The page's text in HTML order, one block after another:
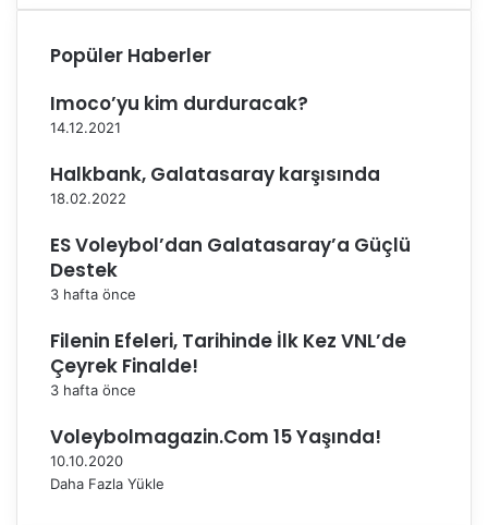
ş
y
Popüler Haberler
Imoco’yu kim durduracak?
14.12.2021
Halkbank, Galatasaray karşısında
18.02.2022
ES Voleybol’dan Galatasaray’a Güçlü
Destek
3 hafta önce
Filenin Efeleri, Tarihinde İlk Kez VNL’de
Çeyrek Finalde!
3 hafta önce
Voleybolmagazin.Com 15 Yaşında!
10.10.2020
Daha Fazla Yükle